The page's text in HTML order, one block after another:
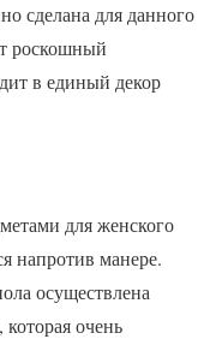
сделана для данного
роскошный
в единый декор
для женского
напротив манере.
осуществлена
очень